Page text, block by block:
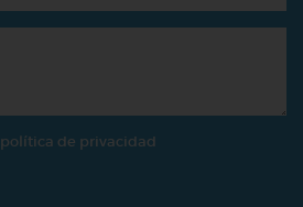
política de privacidad